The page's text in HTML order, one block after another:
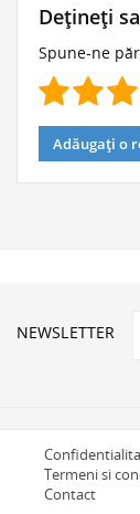
Dețineți
Spune-ne
Adăugați o
NEWSLETTER
Termeni si
Contact